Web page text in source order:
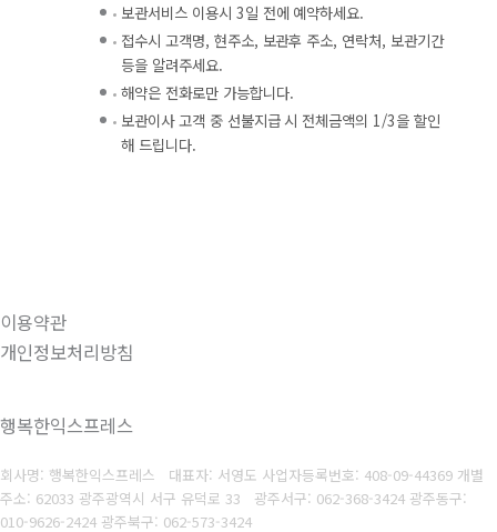
보관서비스 이용시 3일 전에 예약하세요.
접수시 고객명, 현주소, 보관후 주소, 연락처, 보관기간
등을 알려주세요.
해약은 전화로만 가능합니다.
보관이사 고객 중 선불지급 시 전체금액의 1/3을 할인
해 드립니다.
이용약관
개인정보처리방침
행복한익스프레스
회사명: 행복한익스프레스 대표자: 서영도 사업자등록번호: 408-09-44369 개별
주소: 62033 광주광역시 서구 유덕로 33 광주서구: 062-368-3424 광주동구:
010-9626-2424 광주북구: 062-573-3424